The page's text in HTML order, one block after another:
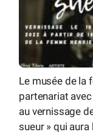
Le musée de la
partenariat
au vernissage
sueur » qui